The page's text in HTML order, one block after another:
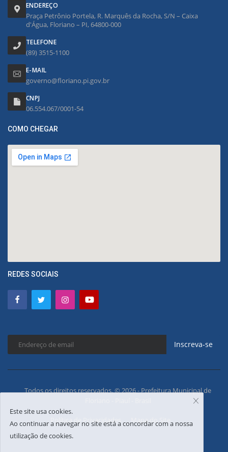
ENDEREÇO
Praça Petrônio Portela, R. Marquês da Rocha, S/N – Caixa
d'Água, Floriano – PI, 64800-000
TELEFONE
(89) 3515-1100
E-MAIL
governo@floriano.pi.gov.br
CNPJ
06.554.067/0001-54
COMO CHEGAR
REDES SOCIAIS
Inscreva-se
Todos os direitos reservados. © 2026 - Prefeitura Municipal de
Política de Privacidades Mapa do Site
Este site usa cookies.
Ao continuar a navegar no site está a concordar com a nossa
utilização de cookies.